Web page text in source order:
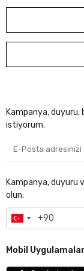
Kampanya,
istiyorum.
Kampanya, duyuru
olun.
Mobil